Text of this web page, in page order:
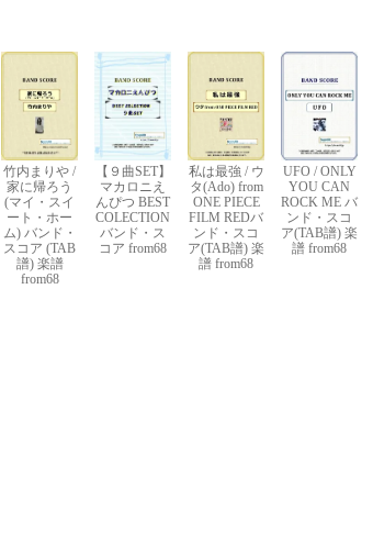
竹内まりや /
家に帰ろう
(マイ・スイ
ート・ホー
ム) バンド・
スコア (TAB
譜) 楽譜
from68
【９曲SET】
マカロニえ
んぴつ BEST
COLECTION
バンド・ス
コア from68
私は最強 / ウ
タ(Ado) from
ONE PIECE
FILM REDバ
ンド・スコ
ア(TAB譜) 楽
譜 from68
UFO / ONLY
YOU CAN
ROCK ME バ
ンド・スコ
ア(TAB譜) 楽
譜 from68